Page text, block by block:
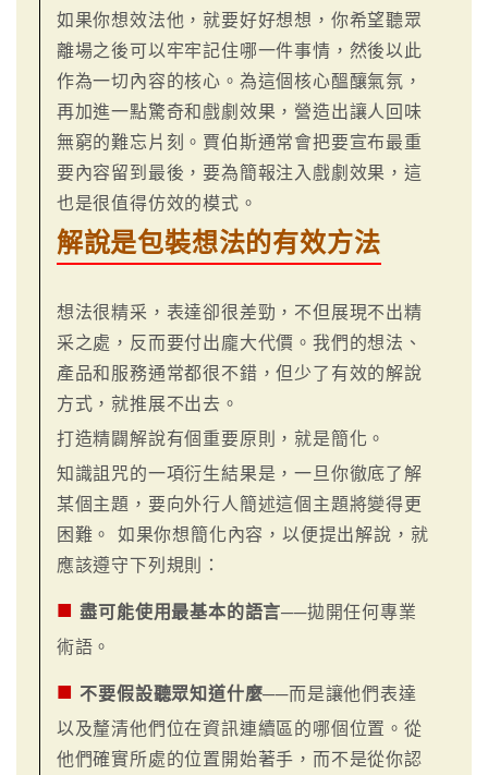
如果你想效法他，就要好好想想，你希望聽眾
離場之後可以牢牢記住哪一件事情，然後以此
作為一切內容的核心。為這個核心醞釀氣氛，
再加進一點驚奇和戲劇效果，營造出讓人回味
無窮的難忘片刻。賈伯斯通常會把要宣布最重
要內容留到最後，要為簡報注入戲劇效果，這
也是很值得仿效的模式。
解說是包裝想法的有效方法
想法很精采，表達卻很差勁，不但展現不出精
采之處，反而要付出龐大代價。我們的想法、
產品和服務通常都很不錯，但少了有效的解說
方式，就推展不出去。
打造精闢解說有個重要原則，就是簡化。
知識詛咒的一項衍生結果是，一旦你徹底了解
某個主題，要向外行人簡述這個主題將變得更
困難。 如果你想簡化內容，以便提出解說，就
應該遵守下列規則：
■ 盡可能使用最基本的語言──拋開任何專業
術語。
■ 不要假設聽眾知道什麼──而是讓他們表達
以及釐清他們位在資訊連續區的哪個位置。從
他們確實所處的位置開始著手，而不是從你認